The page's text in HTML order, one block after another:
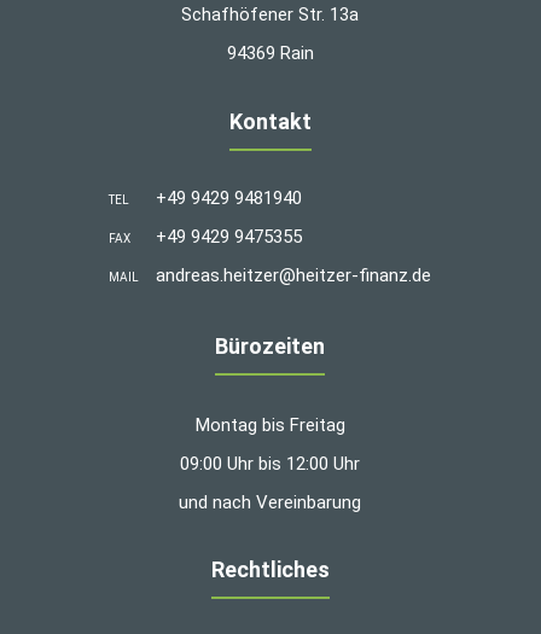
Schafhöfener Str. 13a
94369 Rain
Kontakt
TEL +49 9429 9481940
FAX +49 9429 9475355
MAIL andreas.heitzer@heitzer-finanz.de
Bürozeiten
Montag bis Freitag
09:00 Uhr bis 12:00 Uhr
und nach Vereinbarung
Rechtliches